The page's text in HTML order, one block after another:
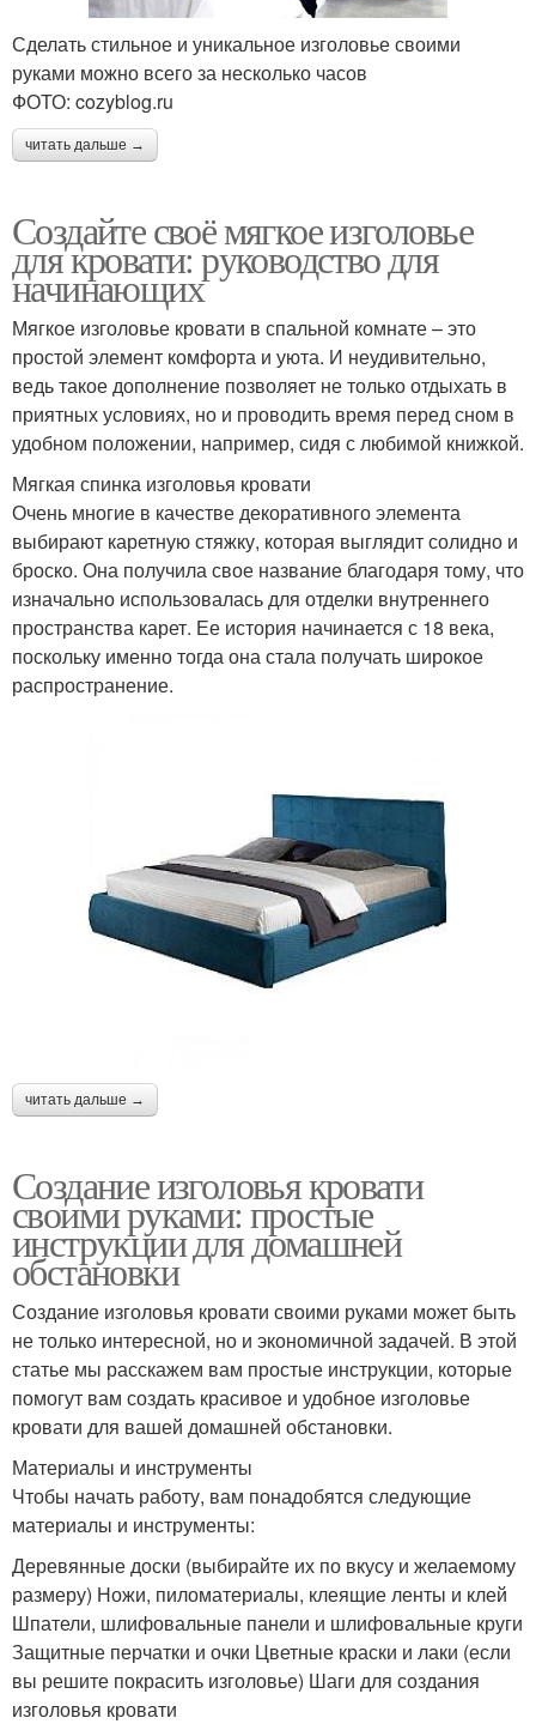
Сделать стильное и уникальное изголовье своими
руками можно всего за несколько часов
ФОТО: cozyblog.ru
читать дальше →
Создайте своё мягкое изголовье
для кровати: руководство для
начинающих
Мягкое изголовье кровати в спальной комнате – это
простой элемент комфорта и уюта. И неудивительно,
ведь такое дополнение позволяет не только отдыхать в
приятных условиях, но и проводить время перед сном в
удобном положении, например, сидя с любимой книжкой.
Мягкая спинка изголовья кровати
Очень многие в качестве декоративного элемента
выбирают каретную стяжку, которая выглядит солидно и
броско. Она получила свое название благодаря тому, что
изначально использовалась для отделки внутреннего
пространства карет. Ее история начинается с 18 века,
поскольку именно тогда она стала получать широкое
распространение.
читать дальше →
Создание изголовья кровати
своими руками: простые
инструкции для домашней
обстановки
Создание изголовья кровати своими руками может быть
не только интересной, но и экономичной задачей. В этой
статье мы расскажем вам простые инструкции, которые
помогут вам создать красивое и удобное изголовье
кровати для вашей домашней обстановки.
Материалы и инструменты
Чтобы начать работу, вам понадобятся следующие
материалы и инструменты:
Деревянные доски (выбирайте их по вкусу и желаемому
размеру) Ножи, пиломатериалы, клеящие ленты и клей
Шпатели, шлифовальные панели и шлифовальные круги
Защитные перчатки и очки Цветные краски и лаки (если
вы решите покрасить изголовье) Шаги для создания
изголовья кровати